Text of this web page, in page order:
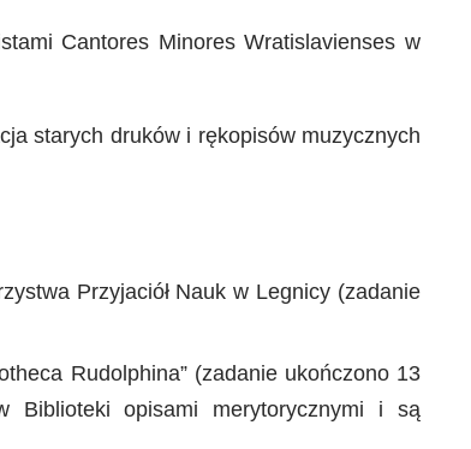
Cantores Minores Wratislavienses w
starych druków i rękopisów muzycznych
Przyjaciół Nauk w Legnicy (zadanie
Rudolphina” (zadanie ukończono 13
Biblioteki opisami merytorycznymi i są